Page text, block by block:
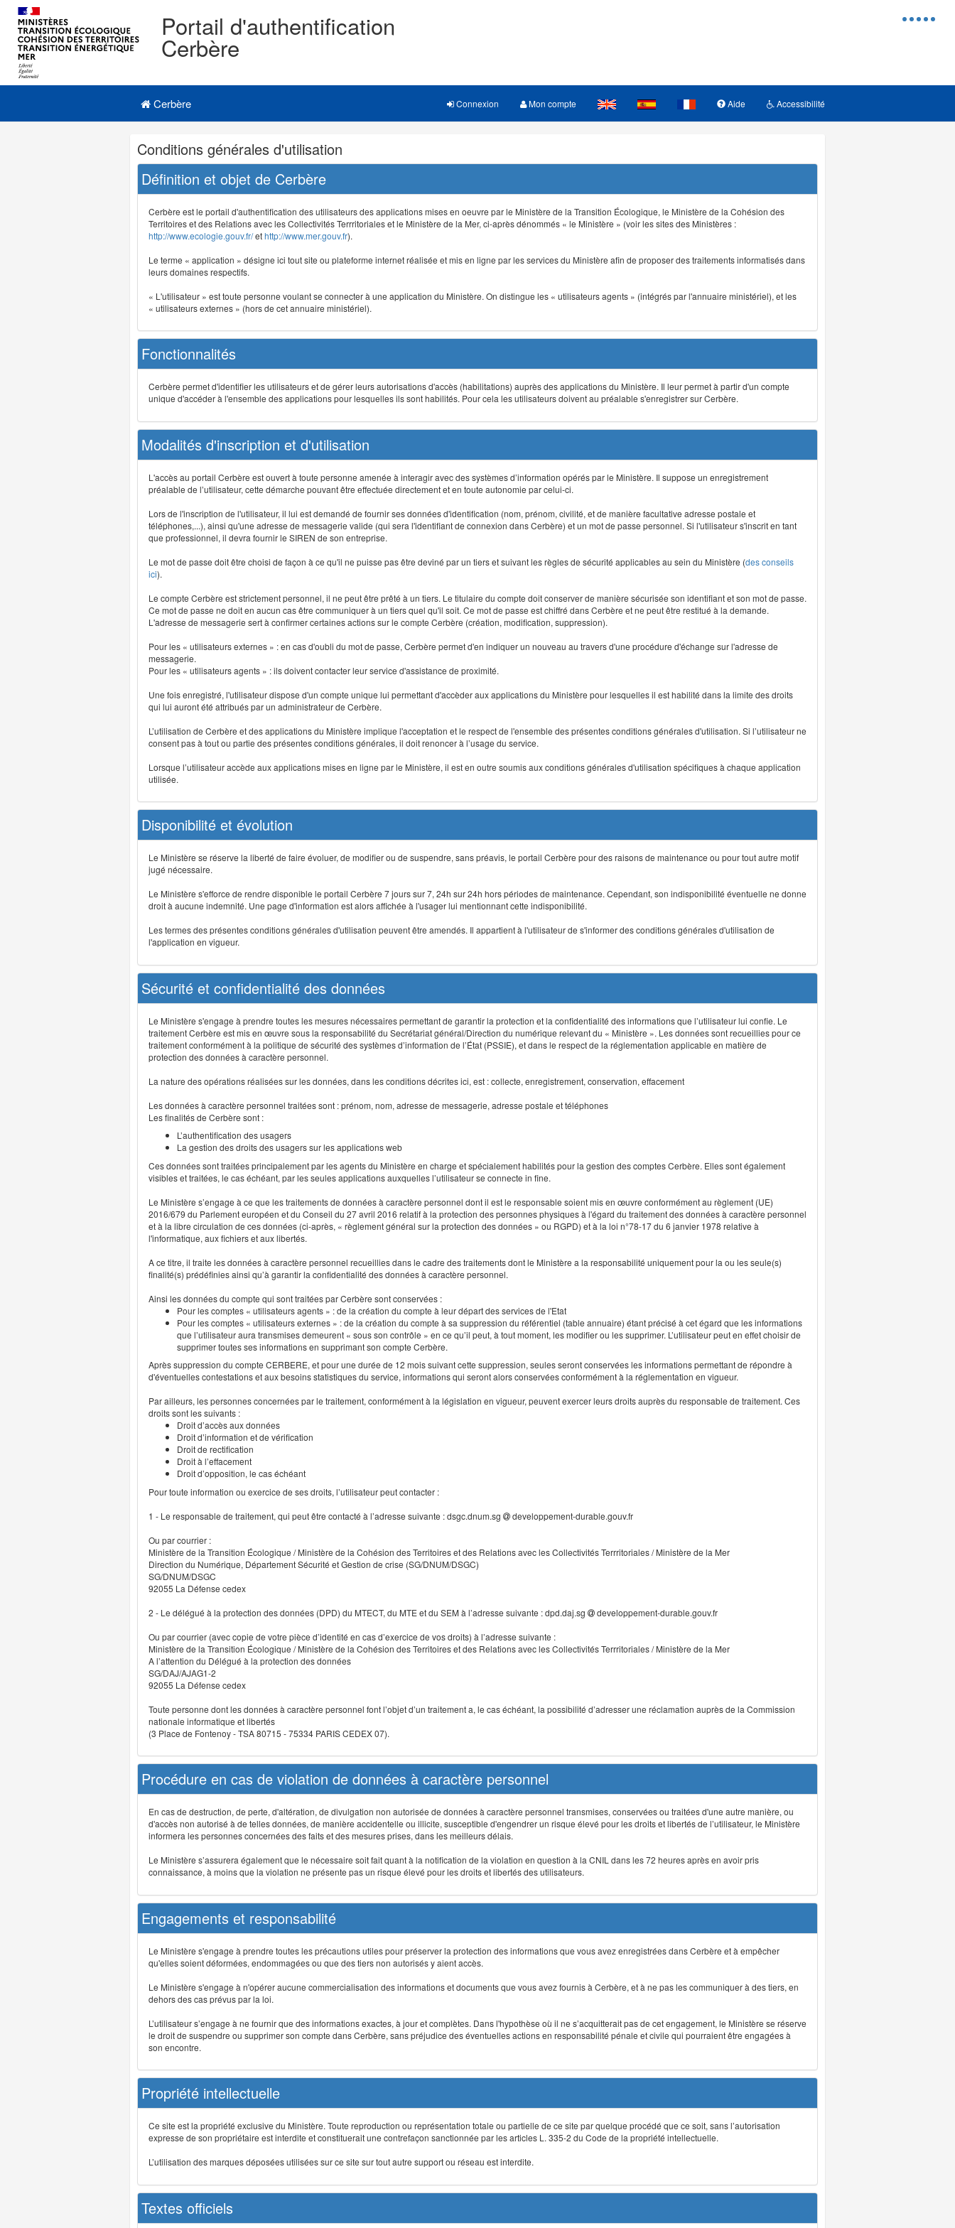
Menu
Portail d'authentification
Cerbère
Navigation
Menu principal
Cerbère Connexion Mon compte Aide Accessibilité
Navigation
et
outils
annexes
Conditions générales d'utilisation
Définition et objet de Cerbère
Cerbère est le portail d'authentification des utilisateurs des applications mises en oeuvre par le Ministère de la Transition Écologique, le Ministère de la Cohésion des
Territoires et des Relations avec les Collectivités Terrritoriales et le Ministère de la Mer, ci-après dénommés « le Ministère » (voir les sites des Ministères :
http://www.ecologie.gouv.fr/ethttp://www.mer.gouv.fr).
Le terme « application » désigne ici tout site ou plateforme internet réalisée et mis en ligne par les services du Ministère afin de proposer des traitements informatisés dans
leurs domaines respectifs.
« L'utilisateur » est toute personne voulant se connecter à une application du Ministère. On distingue les « utilisateurs agents » (intégrés par l'annuaire ministériel), et les
« utilisateurs externes » (hors de cet annuaire ministériel).
Fonctionnalités
Cerbère permet d'identifier les utilisateurs et de gérer leurs autorisations d'accès (habilitations) auprès des applications du Ministère. Il leur permet à partir d'un compte
unique d'accéder à l'ensemble des applications pour lesquelles ils sont habilités. Pour cela les utilisateurs doivent au préalable s'enregistrer sur Cerbère.
Modalités d'inscription et d'utilisation
L'accès au portail Cerbère est ouvert à toute personne amenée à interagir avec des systèmes d’information opérés par le Ministère. Il suppose un enregistrement
préalable de l’utilisateur, cette démarche pouvant être effectuée directement et en toute autonomie par celui-ci.
Lors de l'inscription de l'utilisateur, il lui est demandé de fournir ses données d'identification (nom, prénom, civilité, et de manière facultative adresse postale et
téléphones,...), ainsi qu'une adresse de messagerie valide (qui sera l'identifiant de connexion dans Cerbère) et un mot de passe personnel. Si l'utilisateur s'inscrit en tant
que professionnel, il devra fournir le SIREN de son entreprise.
Le mot de passe doit être choisi de façon à ce qu'il ne puisse pas être deviné par un tiers et suivant les règles de sécurité applicables au sein du Ministère (des conseils
ici).
Le compte Cerbère est strictement personnel, il ne peut être prêté à un tiers. Le titulaire du compte doit conserver de manière sécurisée son identifiant et son mot de passe.
Ce mot de passe ne doit en aucun cas être communiquer à un tiers quel qu'il soit. Ce mot de passe est chiffré dans Cerbère et ne peut être restitué à la demande.
L'adresse de messagerie sert à confirmer certaines actions sur le compte Cerbère (création, modification, suppression).
Pour les « utilisateurs externes » : en cas d'oubli du mot de passe, Cerbère permet d'en indiquer un nouveau au travers d'une procédure d'échange sur l'adresse de
messagerie.
Pour les « utilisateurs agents » : ils doivent contacter leur service d'assistance de proximité.
Une fois enregistré, l'utilisateur dispose d'un compte unique lui permettant d'accèder aux applications du Ministère pour lesquelles il est habilité dans la limite des droits
qui lui auront été attribués par un administrateur de Cerbère.
L’utilisation de Cerbère et des applications du Ministère implique l'acceptation et le respect de l'ensemble des présentes conditions générales d'utilisation. Si l’utilisateur ne
consent pas à tout ou partie des présentes conditions générales, il doit renoncer à l’usage du service.
Lorsque l’utilisateur accède aux applications mises en ligne par le Ministère, il est en outre soumis aux conditions générales d'utilisation spécifiques à chaque application
utilisée.
Disponibilité et évolution
Le Ministère se réserve la liberté de faire évoluer, de modifier ou de suspendre, sans préavis, le portail Cerbère pour des raisons de maintenance ou pour tout autre motif
jugé nécessaire.
Le Ministère s'efforce de rendre disponible le portail Cerbère 7 jours sur 7, 24h sur 24h hors périodes de maintenance. Cependant, son indisponibilité éventuelle ne donne
droit à aucune indemnité. Une page d'information est alors affichée à l'usager lui mentionnant cette indisponibilité.
Les termes des présentes conditions générales d'utilisation peuvent être amendés. Il appartient à l'utilisateur de s'informer des conditions générales d'utilisation de
l'application en vigueur.
Sécurité et confidentialité des données
Le Ministère s'engage à prendre toutes les mesures nécessaires permettant de garantir la protection et la confidentialité des informations que l’utilisateur lui confie. Le
traitement Cerbère est mis en œuvre sous la responsabilité du Secrétariat général/Direction du numérique relevant du « Ministère ». Les données sont recueillies pour ce
traitement conformément à la politique de sécurité des systèmes d’information de l’État (PSSIE), et dans le respect de la réglementation applicable en matière de
protection des données à caractère personnel.
La nature des opérations réalisées sur les données, dans les conditions décrites ici, est : collecte, enregistrement, conservation, effacement
Les données à caractère personnel traitées sont : prénom, nom, adresse de messagerie, adresse postale et téléphones
Les finalités de Cerbère sont :
L’authentification des usagers
La gestion des droits des usagers sur les applications web
Ces données sont traitées principalement par les agents du Ministère en charge et spécialement habilités pour la gestion des comptes Cerbère. Elles sont également
visibles et traitées, le cas échéant, par les seules applications auxquelles l’utilisateur se connecte in fine.
Le Ministère s’engage à ce que les traitements de données à caractère personnel dont il est le responsable soient mis en œuvre conformément au règlement (UE)
2016/679 du Parlement européen et du Conseil du 27 avril 2016 relatif à la protection des personnes physiques à l'égard du traitement des données à caractère personnel
et à la libre circulation de ces données (ci-après, « règlement général sur la protection des données » ou RGPD) et à la loi n°78-17 du 6 janvier 1978 relative à
l'informatique, aux fichiers et aux libertés.
A ce titre, il traite les données à caractère personnel recueillies dans le cadre des traitements dont le Ministère a la responsabilité uniquement pour la ou les seule(s)
finalité(s) prédéfinies ainsi qu’à garantir la confidentialité des données à caractère personnel.
Ainsi les données du compte qui sont traitées par Cerbère sont conservées :
Pour les comptes « utilisateurs agents » : de la création du compte à leur départ des services de l'Etat
Pour les comptes « utilisateurs externes » : de la création du compte à sa suppression du référentiel (table annuaire) étant précisé à cet égard que les informations
que l’utilisateur aura transmises demeurent « sous son contrôle » en ce qu’il peut, à tout moment, les modifier ou les supprimer. L’utilisateur peut en effet choisir de
supprimer toutes ses informations en supprimant son compte Cerbère.
Après suppression du compte CERBERE, et pour une durée de 12 mois suivant cette suppression, seules seront conservées les informations permettant de répondre à
d'éventuelles contestations et aux besoins statistiques du service, informations qui seront alors conservées conformément à la réglementation en vigueur.
Par ailleurs, les personnes concernées par le traitement, conformément à la législation en vigueur, peuvent exercer leurs droits auprès du responsable de traitement. Ces
droits sont les suivants :
Droit d’accès aux données
Droit d’information et de vérification
Droit de rectification
Droit à l’effacement
Droit d’opposition, le cas échéant
Pour toute information ou exercice de ses droits, l’utilisateur peut contacter :
1 - Le responsable de traitement, qui peut être contacté à l’adresse suivante : dsgc.dnum.sg
developpement-durable.gouv.fr
Ou par courrier :
Ministère de la Transition Écologique / Ministère de la Cohésion des Territoires et des Relations avec les Collectivités Terrritoriales / Ministère de la Mer
Direction du Numérique, Département Sécurité et Gestion de crise (SG/DNUM/DSGC)
SG/DNUM/DSGC
92055 La Défense cedex
2 - Le délégué à la protection des données (DPD) du MTECT, du MTE et du SEM à l’adresse suivante : dpd.daj.sg
developpement-durable.gouv.fr
Ou par courrier (avec copie de votre pièce d’identité en cas d’exercice de vos droits) à l’adresse suivante :
Ministère de la Transition Écologique / Ministère de la Cohésion des Territoires et des Relations avec les Collectivités Terrritoriales / Ministère de la Mer
A l’attention du Délégué à la protection des données
SG/DAJ/AJAG1-2
92055 La Défense cedex
Toute personne dont les données à caractère personnel font l’objet d’un traitement a, le cas échéant, la possibilité d’adresser une réclamation auprès de la Commission
nationale informatique et libertés
(3 Place de Fontenoy - TSA 80715 - 75334 PARIS CEDEX 07).
Procédure en cas de violation de données à caractère personnel
En cas de destruction, de perte, d'altération, de divulgation non autorisée de données à caractère personnel transmises, conservées ou traitées d'une autre manière, ou
d'accès non autorisé à de telles données, de manière accidentelle ou illicite, susceptible d'engendrer un risque élevé pour les droits et libertés de l’utilisateur, le Ministère
informera les personnes concernées des faits et des mesures prises, dans les meilleurs délais.
Le Ministère s’assurera également que le nécessaire soit fait quant à la notification de la violation en question à la CNIL dans les 72 heures après en avoir pris
connaissance, à moins que la violation ne présente pas un risque élevé pour les droits et libertés des utilisateurs.
Engagements et responsabilité
Le Ministère s'engage à prendre toutes les précautions utiles pour préserver la protection des informations que vous avez enregistrées dans Cerbère et à empêcher
qu'elles soient déformées, endommagées ou que des tiers non autorisés y aient accès.
Le Ministère s'engage à n'opérer aucune commercialisation des informations et documents que vous avez fournis à Cerbère, et à ne pas les communiquer à des tiers, en
dehors des cas prévus par la loi.
L’utilisateur s’engage à ne fournir que des informations exactes, à jour et complètes. Dans l'hypothèse où il ne s’acquitterait pas de cet engagement, le Ministère se réserve
le droit de suspendre ou supprimer son compte dans Cerbère, sans préjudice des éventuelles actions en responsabilité pénale et civile qui pourraient être engagées à
son encontre.
Propriété intellectuelle
Ce site est la propriété exclusive du Ministère. Toute reproduction ou représentation totale ou partielle de ce site par quelque procédé que ce soit, sans l’autorisation
expresse de son propriétaire est interdite et constituerait une contrefaçon sanctionnée par les articles L. 335-2 du Code de la propriété intellectuelle.
L’utilisation des marques déposées utilisées sur ce site sur tout autre support ou réseau est interdite.
Textes officiels